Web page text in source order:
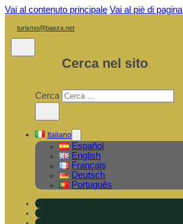
Vai al contenuto principale Vai al piè di pagina
turismo@baeza.net
Cerca nel sito
Cerca
Italiano
Español
English
Français
Deutsch
Português